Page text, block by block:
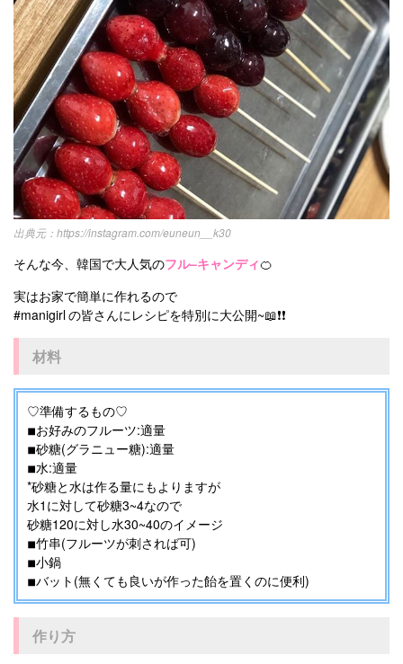
https://instagram.com/euneun__k30
そんな今、韓国で大人気のフル–キャンディ🍊
実はお家で簡単に作れるので
#manigirl の皆さんにレシピを特別に大公開~📖❗️❗️
材料
♡準備するもの♡
◾︎お好みのフルーツ:適量
◾︎砂糖(グラニュー糖):適量
◾︎水:適量
*砂糖と水は作る量にもよりますが
水1に対して砂糖3~4なので
砂糖120に対し水30~40のイメージ
◾︎竹串(フルーツが刺されば可)
◾︎小鍋
◾︎バット(無くても良いが作った飴を置くのに便利)
作り方